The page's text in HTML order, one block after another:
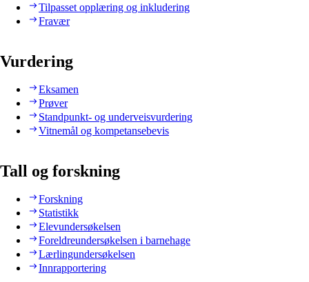
Tilpasset opplæring og inkludering
Fravær
Vurdering
Eksamen
Prøver
Standpunkt- og underveisvurdering
Vitnemål og kompetansebevis
Tall og forskning
Forskning
Statistikk
Elevundersøkelsen
Foreldreundersøkelsen i barnehage
Lærlingundersøkelsen
Innrapportering